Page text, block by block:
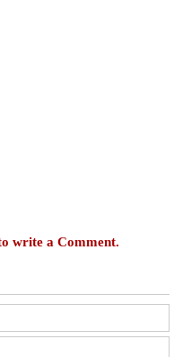
write a Comment.